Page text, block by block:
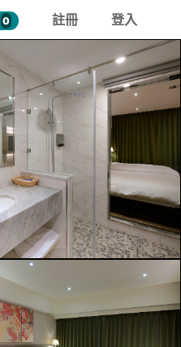
0 註冊 登入